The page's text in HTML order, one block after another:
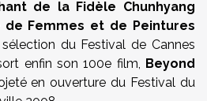
de la Fidèle Chunhyang
de Femmes et de Peintures
du Festival de Cannes
enfin son 100e film, Beyond
en ouverture du Festival du